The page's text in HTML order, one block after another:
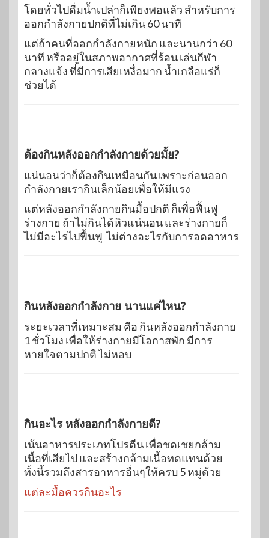
โดยทั่วไปดื่มน้ำเปล่าก็เพียงพอแล้ว สำหรับการ
ออกกำลังกายปกติที่ไม่เกิน 60 นาที
แต่ถ้าคนที่ออกกำลังกายหนัก และนานกว่า 60
นาที หรืออยู่ในสภาพอากาศที่ร้อน เล่นกีฬา
กลางแจ้ง ที่มีการเสียเหงื่อมาก น้ำเกลือแร่ก็
ช่วยได้
ต้องกินหลังออกกำลังกายด้วยมั้ย?
แน่นอนว่าก็ต้องกินเหมือนกัน เพราะก่อนออก
กำลังกายเรากินเล็กน้อยเพื่อให้มีแรง
แต่หลังออกกำลังกายกินมื้อปกติ ก็เพื่อฟื้นฟู
ร่างกาย ถ้าไม่กินได้หิวแน่นอน และร่างกายก็
ไม่มีอะไรไปฟื้นฟู ไม่ต่างอะไรกับการอดอาหาร
กินหลังออกกำลังกาย นานแค่ไหน?
ระยะเวลาที่เหมาะสม คือ กินหลังออกกำลังกาย
1 ชั่วโมง เพื่อให้ร่างกายมีโอกาสพัก มีการ
หายใจตามปกติ ไม่หอบ
กินอะไร หลังออกกำลังกายดี?
เน้นอาหารประเภทโปรตีน เพื่อชดเชยกล้าม
เนื้อที่เสียไป และสร้างกล้ามเนื้อทดแทนด้วย
ทั้งนี้รวมถึงสารอาหารอื่นๆให้ครบ 5 หมู่ด้วย
แต่ละมื้อควรกินอะไร